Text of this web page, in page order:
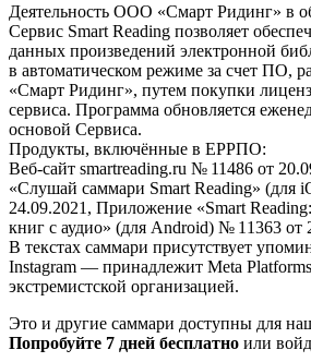
Деятельность ООО «Смарт Ридинг» в
Сервис Smart Reading позволяет
данных произведений электронной
в автоматическом режиме за счет ПО,
«Смарт Ридинг», путем покупки
сервиса. Программа обновляется
основой Сервиса.
Продукты, включённые в ЕРРПО:
Веб-сайт smartreading.ru № 11486 от
«Слушай саммари Smart Reading» (для
24.09.2021, Приложение «Smart
книг с аудио» (для Android) № 11363 от
В текстах саммари присутствует
Instagram — принадлежит Meta
экстремистской организацией.
Это и другие саммари доступны для
Попробуйте 7 дней бесплатно или